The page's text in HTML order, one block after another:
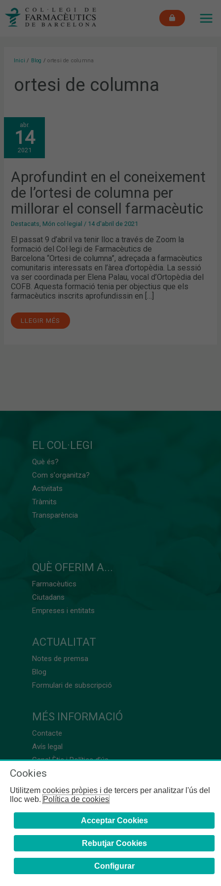
Inici Blog ortesi de columna
ortesi de columna
abr.
14
2021
Aprofundint en el coneixement
de l’ortesi de columna per
millorar el consell farmacèutic
Destacats Món col·legial / 14 d'abril de 2021
El passat 9 d’abril va tenir lloc a través de Zoom la
formació del Col·legi de Farmacèutics de
Barcelona “Ortesi de columna”, adreçada a farmacèutics
comunitaris interessats en l’àrea d’ortopèdia. La sessió
va ser coordinada per Elena Palau, vocal d’Ortopèdia del
COFB. Aquesta formació tenia per objectius que els
farmacèutics inscrits aprofundissin en […]
APROFUNDINT
EN
EL
CONEIXEMENT
DE
L’ORTESI
DE
MILLORAR
EL
CONSELL
FARMACÈUTIC
LLEGIR MÉS
EL COL·LEGI
Què és?
Com s'organitza?
Activitats
Tràmits
Transparència
QUÈ OFERIM A...
Farmacèutics
Ciutadans
Empreses i entitats
ACTUALITAT
Notes de premsa
Blog
Formulari de subscripció
MÉS INFORMACIÓ
Contacte
Avís legal
Canal Ètic i Política d’ús
Cookies
Utilitzem cookies pròpies i de tercers per analitzar l'ús del
lloc web.Política de cookies
Acceptar Cookies
Rebutjar Cookies
Configurar